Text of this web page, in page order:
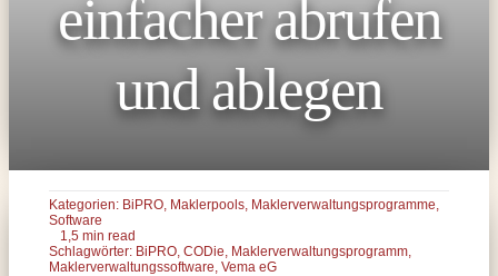
einfacher abrufen
und ablegen
Kategorien: BiPRO, Maklerpools, Maklerverwaltungsprogramme
Software
1,5 min read
Schlagwörter: BiPRO, CODie Maklerverwaltungsprogramm,
Maklerverwaltungssoftware Vema eG